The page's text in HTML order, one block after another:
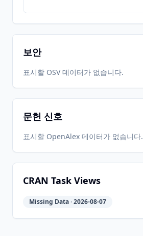
보안
표시할 OSV 데이터가 없습니다.
문헌 신호
표시할 OpenAlex 데이터가 없습니다.
CRAN Task Views
Missing Data · 2026-08-07